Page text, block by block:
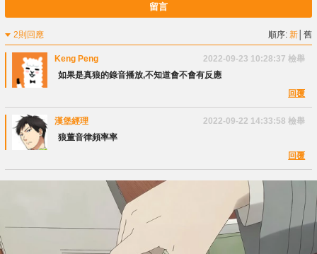
留言
2則回應 順序:新 │舊
Keng Peng 2022-09-23 10:28:37 檢舉
如果是真狼的錄音播放,不知道會不會有反應
回覆
漢堡經理 2022-09-22 14:33:58 檢舉
狼董音律頻率率
回覆